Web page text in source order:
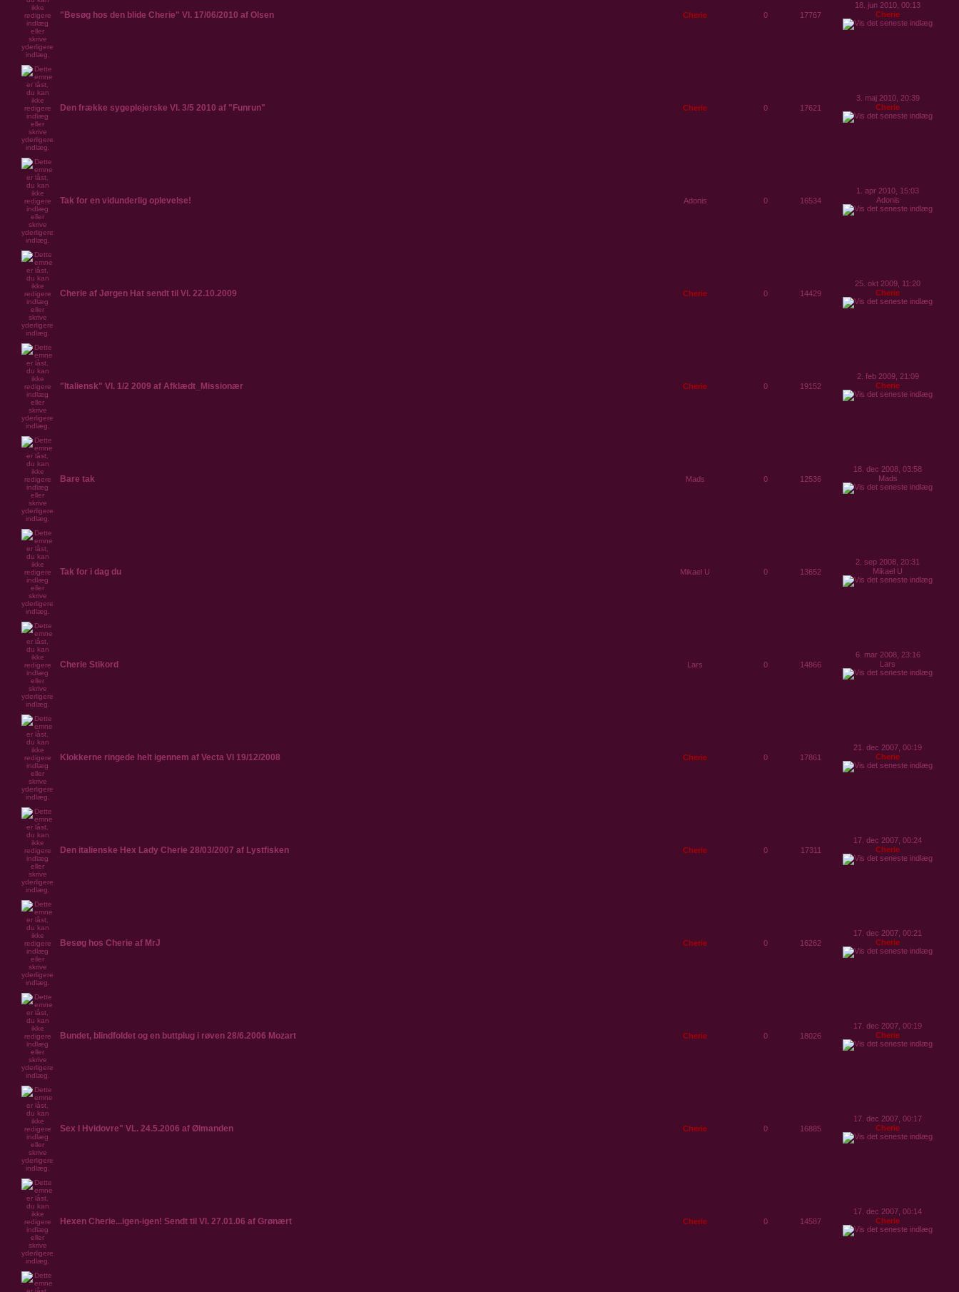
"Besøg hos den blide Cherie" Vl. 17/06/2010 af Olsen Cherie 0 17767
18. jun 2010, 00:13
Cherie
Den frække sygeplejerske Vl. 3/5 2010 af "Funrun" Cherie 0 17621
3. maj 2010, 20:39
Cherie
Tak for en vidunderlig oplevelse! Adonis 0 16534
1. apr 2010, 15:03
Adonis
Cherie af Jørgen Hat sendt til Vl. 22.10.2009 Cherie 0 14429
25. okt 2009, 11:20
Cherie
"Italiensk" Vl. 1/2 2009 af Afklædt_Missionær Cherie 0 19152
2. feb 2009, 21:09
Cherie
Bare tak Mads 0 12536
18. dec 2008, 03:58
Mads
Tak for i dag du Mikael U 0 13652
2. sep 2008, 20:31
Mikael U
Cherie Stikord Lars 0 14866
6. mar 2008, 23:16
Lars
Klokkerne ringede helt igennem af Vecta Vl 19/12/2008 Cherie 0 17861
21. dec 2007, 00:19
Cherie
Den italienske Hex Lady Cherie 28/03/2007 af Lystfisken Cherie 0 17311
17. dec 2007, 00:24
Cherie
Besøg hos Cherie af MrJ Cherie 0 16262
17. dec 2007, 00:21
Cherie
Bundet, blindfoldet og en buttplug i røven 28/6.2006 Mozart Cherie 0 18026
17. dec 2007, 00:19
Cherie
Sex I Hvidovre" VL. 24.5.2006 af Ølmanden Cherie 0 16885
17. dec 2007, 00:17
Cherie
Hexen Cherie...igen-igen! Sendt til Vl. 27.01.06 af Grønært Cherie 0 14587
17. dec 2007, 00:14
Cherie